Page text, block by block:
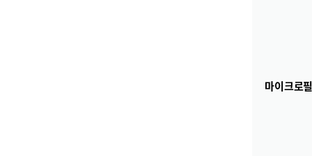
마이크로